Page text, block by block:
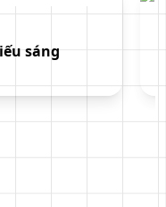
sáng